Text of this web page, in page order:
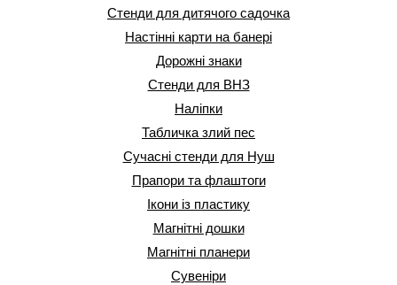
Стенди для дитячого садочка
Настінні карти на банері
Дорожні знаки
Стенди для ВНЗ
Наліпки
Табличка злий пес
Сучасні стенди для Нуш
Прапори та флаштоги
Ікони із пластику
Магнітні дошки
Магнітні планери
Сувеніри